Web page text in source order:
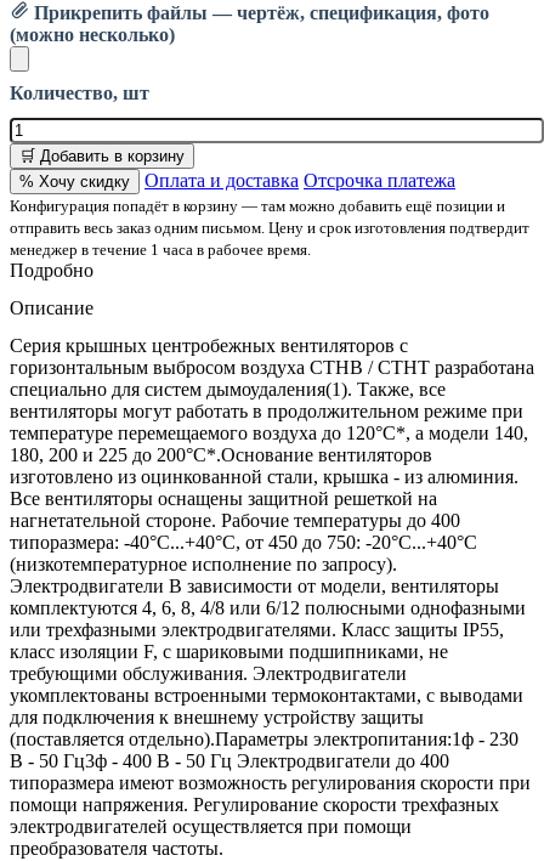
Прикрепить файлы — чертёж, спецификация, фото
(можно несколько)
Количество, шт
🛒 Добавить в корзину
% Хочу скидку
Оплата и доставка Отсрочка платежа
Конфигурация попадёт в корзину — там можно добавить ещё позиции и
отправить весь заказ одним письмом. Цену и срок изготовления подтвердит
менеджер в течение 1 часа в рабочее время.
Подробно
Описание
Серия крышных центробежных вентиляторов с
горизонтальным выбросом воздуха CTHB / CTHT разработана
специально для систем дымоудаления(1). Также, все
вентиляторы могут работать в продолжительном режиме при
температуре перемещаемого воздуха до 120°C*, а модели 140,
180, 200 и 225 до 200°С*.Основание вентиляторов
изготовлено из оцинкованной стали, крышка - из алюминия.
Все вентиляторы оснащены защитной решеткой на
нагнетательной стороне. Рабочие температуры до 400
типоразмера: -40°С...+40°С, от 450 до 750: -20°С...+40°С
(низкотемпературное исполнение по запросу).
Электродвигатели В зависимости от модели, вентиляторы
комплектуются 4, 6, 8, 4/8 или 6/12 полюсными однофазными
или трехфазными электродвигателями. Класс защиты IP55,
класс изоляции F, с шариковыми подшипниками, не
требующими обслуживания. Электродвигатели
укомплектованы встроенными термоконтактами, с выводами
для подключения к внешнему устройству защиты
(поставляется отдельно).Параметры электропитания:1ф - 230
В - 50 Гц3ф - 400 В - 50 Гц Электродвигатели до 400
типоразмера имеют возможность регулирования скорости при
помощи напряжения. Регулирование скорости трехфазных
электродвигателей осуществляется при помощи
преобразователя частоты.